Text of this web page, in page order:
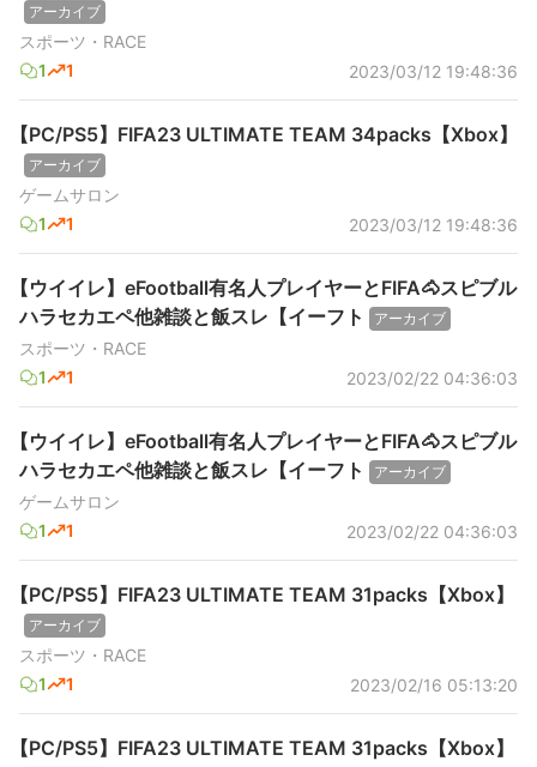
アーカイブ
スポーツ・RACE
1
1 2023/03/12 19:48:36
【PC/PS5】FIFA23 ULTIMATE TEAM 34packs【Xbox】
アーカイブ
ゲームサロン
1
1 2023/03/12 19:48:36
【ウイイレ】eFootball有名人プレイヤーとFIFA🐴スピブル
ハラセカエペ他雑談と飯スレ【イーフト
アーカイブ
スポーツ・RACE
1
1 2023/02/22 04:36:03
【ウイイレ】eFootball有名人プレイヤーとFIFA🐴スピブル
ハラセカエペ他雑談と飯スレ【イーフト
アーカイブ
ゲームサロン
1
1 2023/02/22 04:36:03
【PC/PS5】FIFA23 ULTIMATE TEAM 31packs【Xbox】
アーカイブ
スポーツ・RACE
1
1 2023/02/16 05:13:20
【PC/PS5】FIFA23 ULTIMATE TEAM 31packs【Xbox】